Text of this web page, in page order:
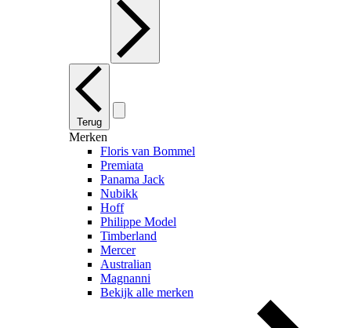
Terug
Merken
Floris van Bommel
Premiata
Panama Jack
Nubikk
Hoff
Philippe Model
Timberland
Mercer
Australian
Magnanni
Bekijk alle merken